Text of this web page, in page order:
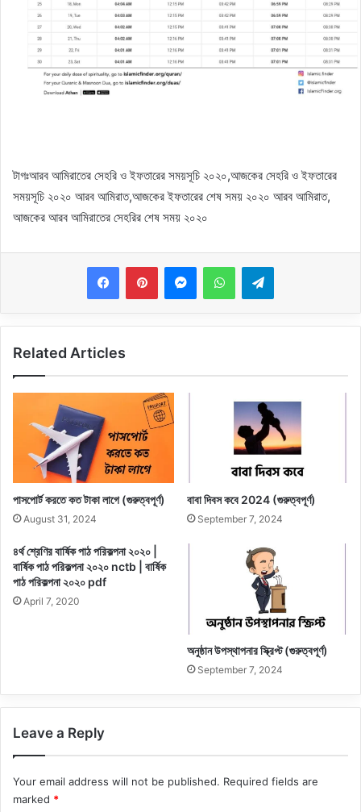
টাগঃআরব আমিরাতের সেহরি ও ইফতারের সময়সূচি ২০২০,আজকের সেহরি ও ইফতারের
সময়সূচি ২০২০ আরব আমিরাত,আজকের ইফতারের শেষ সময় ২০২০ আরব আমিরাত,
আজকের আরব আমিরাতের সেহরির শেষ সময় ২০২০
MessengerWhatsAppTelegram
Related Articles
পাসপোর্ট করতে কত টাকা লাগে (গুরুত্বপূর্ণ)
August 31, 2024
বাবা দিবস কবে 2024 (গুরুত্বপূর্ণ)
September 7, 2024
৪র্থ শ্রেণির বার্ষিক পাঠ পরিকল্পনা ২০২০ |
বার্ষিক পাঠ পরিকল্পনা ২০২০ nctb | বার্ষিক
পাঠ পরিকল্পনা ২০২০ pdf
April 7, 2020
অনুষ্ঠান উপস্থাপনার স্ক্রিপ্ট (গুরুত্বপূর্ণ)
September 7, 2024
Leave a Reply
Your email address will not be published. Required fields are
marked *